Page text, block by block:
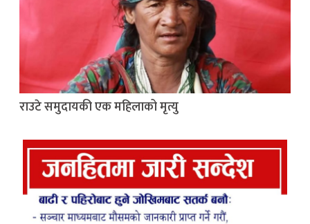
राउटे समुदायकी एक महिलाको मृत्यु